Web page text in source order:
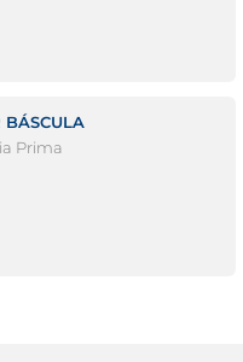
BÁSCULA
Prima